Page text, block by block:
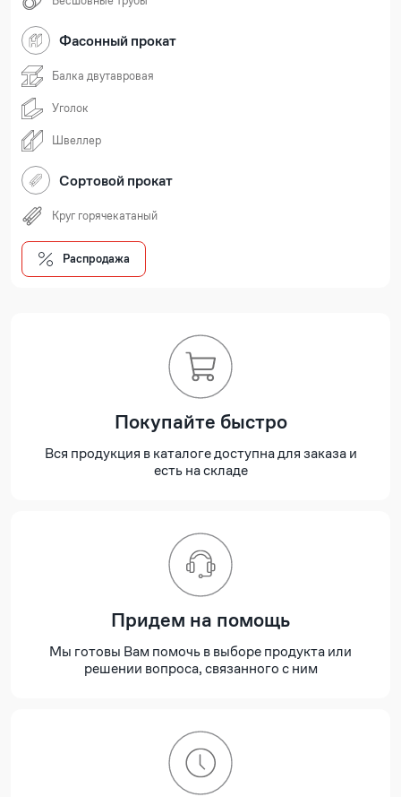
Фасонный прокат
Балка двутавровая
Уголок
Швеллер
Сортовой прокат
Круг горячекатаный
Распродажа
Покупайте быстро
Вся продукция в каталоге доступна для заказа и
есть на складе
Придем на помощь
Мы готовы Вам помочь в выборе продукта или
решении вопроса, связанного с ним